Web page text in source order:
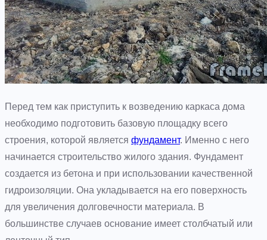
Перед тем как приступить к возведению каркаса дома
необходимо подготовить базовую площадку всего
строения, которой является фундамент. Именно с него
начинается строительство жилого здания. Фундамент
создается из бетона и при использовании качественной
гидроизоляции. Она укладывается на его поверхность
для увеличения долговечности материала. В
большинстве случаев основание имеет столбчатый или